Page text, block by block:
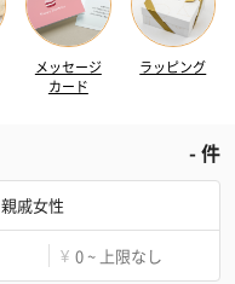
メッセージ
カード
ラッピング
-件
親戚女性
¥ 0 ~ 上限なし